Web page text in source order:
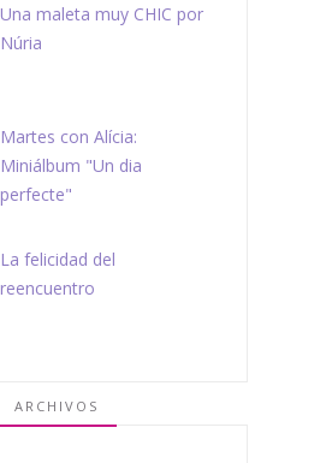
Una maleta muy CHIC por
Núria
Martes con Alícia:
Miniálbum "Un dia
perfecte"
La felicidad del
reencuentro
ARCHIVOS